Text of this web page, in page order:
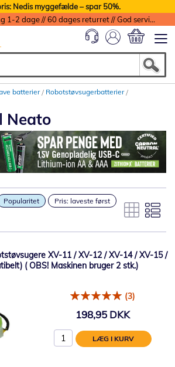
Nedis myggefælde – spar 50%.
Billig fragt // Levering 1-2 dage // 60 dages returret // God service med garanti
batterier
Robotstøvsugerbatterier
Neato
Popularitet
Pris: laveste først
XV-11 / XV-12 / XV-14 / XV-15 /
( OBS! Maskinen bruger 2 stk.)
(3)
198,95 DKK
LÆG I KURV